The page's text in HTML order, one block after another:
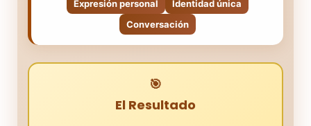
Expresión personal
Identidad única
Conversación
Tu decoración cuenta tu historia. Los
elementos de café no solo embellecen
el espacio, sino que revelan tu pasión
🎯
El Resultado